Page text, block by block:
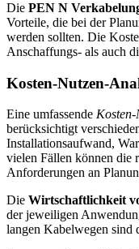
Die PEN N
Vorteile, die bei der
werden sollten. Die
Anschaffungs- als auch
Kosten-Nutzen-
Eine umfassende Kosten-
berücksichtigt
Installationsaufwand,
vielen Fällen können die
Anforderungen an
Die Wirtschaftlichkeit
der jeweiligen
langen Kabelwegen sind